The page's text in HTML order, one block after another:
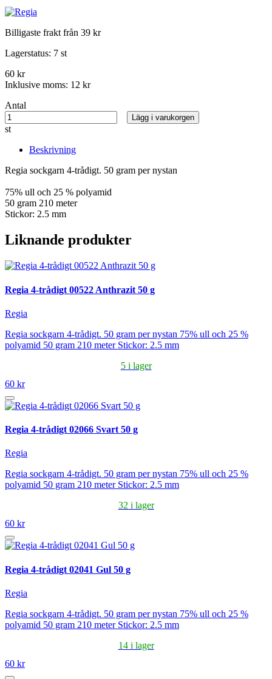
Billigaste frakt från 39 kr
Lagerstatus: 7 st
60 kr
Inklusive moms: 12 kr
Antal
st
Lägg i varukorgen
Beskrivning
Regia sockgarn 4-trådigt. 50 gram per nystan
75% ull och 25 % polyamid
50 gram 210 meter
Stickor: 2.5 mm
Liknande produkter
Regia 4-trådigt 00522 Anthrazit 50 g
Regia
Regia sockgarn 4-trådigt. 50 gram per nystan 75% ull och 25 %
polyamid 50 gram 210 meter Stickor: 2.5 mm
5 i lager
60 kr
Regia 4-trådigt 02066 Svart 50 g
Regia
Regia sockgarn 4-trådigt. 50 gram per nystan 75% ull och 25 %
polyamid 50 gram 210 meter Stickor: 2.5 mm
32 i lager
60 kr
Regia 4-trådigt 02041 Gul 50 g
Regia
Regia sockgarn 4-trådigt. 50 gram per nystan 75% ull och 25 %
polyamid 50 gram 210 meter Stickor: 2.5 mm
14 i lager
60 kr